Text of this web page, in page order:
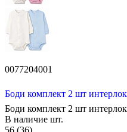
0077204001
Боди комплект 2 шт
Боди комплект 2 шт
В наличие шт.
56 (36)